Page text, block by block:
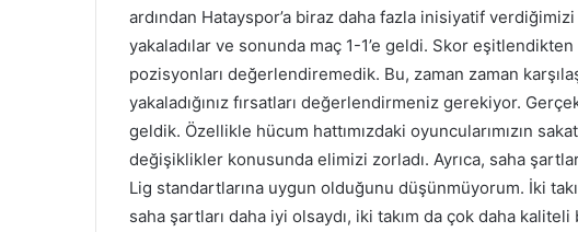
ardından Hatayspor’a biraz daha fazla inisiyatif
yakaladılar ve sonunda maç 1-1’e geldi. Skor
pozisyonları değerlendiremedik. Bu, zaman zaman
yakaladığınız fırsatları değerlendirmeniz gerekiyor.
geldik. Özellikle hücum hattımızdaki oyuncularımızın
değişiklikler konusunda elimizi zorladı. Ayrıca, saha
Lig standartlarına uygun olduğunu düşünmüyorum. İki
saha şartları daha iyi olsaydı, iki takım da çok daha